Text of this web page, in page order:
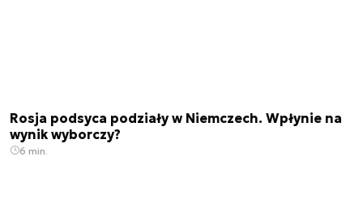
Rosja podsyca podziały w Niemczech. Wpłynie na
wynik wyborczy?
6 min.